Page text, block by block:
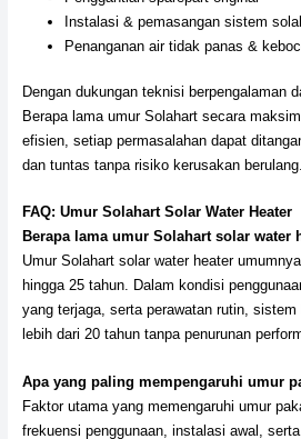
Instalasi & pemasangan sistem
Penanganan air tidak panas &
Dengan dukungan teknisi berpengalaman
Berapa lama umur Solahart secara
efisien, setiap permasalahan dapat
dan tuntas tanpa risiko kerusakan berulang.
FAQ: Umur Solahart Solar Water Heater
Berapa lama umur Solahart solar water
Umur Solahart solar water heater
hingga 25 tahun. Dalam kondisi
yang terjaga, serta perawatan rutin, sistem
lebih dari 20 tahun tanpa penurunan
Apa yang paling mempengaruhi umur
Faktor utama yang memengaruhi umur
frekuensi penggunaan, instalasi awal,